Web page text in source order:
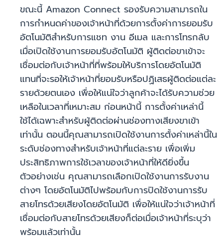
ขณะนี้ Amazon Connect รองรับความสามารถใน
การกำหนดค่าของเจ้าหน้าที่ด้วยการตั้งค่าการยอมรับ
อัตโนมัติสำหรับการแชท งาน อีเมล และการโทรกลับ
เมื่อเปิดใช้งานการยอมรับอัตโนมัติ ผู้ติดต่อขาเข้าจะ
เชื่อมต่อกับเจ้าหน้าที่ที่พร้อมให้บริการโดยอัตโนมัติ
แทนที่จะรอให้เจ้าหน้าที่ยอมรับหรือปฏิเสธผู้ติดต่อแต่ละ
รายด้วยตนเอง เพื่อให้แน่ใจว่าลูกค้าจะได้รับความช่วย
เหลือในเวลาที่เหมาะสม ก่อนหน้านี้ การตั้งค่าเหล่านี้
ใช้ได้เฉพาะสำหรับผู้ติดต่อผ่านช่องทางเสียงขาเข้า
เท่านั้น ตอนนี้คุณสามารถเปิดใช้งานการตั้งค่าเหล่านี้ใน
ระดับช่องทางสำหรับเจ้าหน้าที่แต่ละราย เพื่อเพิ่ม
ประสิทธิภาพการใช้เวลาของเจ้าหน้าที่ให้ดียิ่งขึ้น
ตัวอย่างเช่น คุณสามารถเลือกเปิดใช้งานการรับงาน
ต่างๆ โดยอัตโนมัติไปพร้อมกับการปิดใช้งานการรับ
สายโทรด้วยเสียงโดยอัตโนมัติ เพื่อให้แน่ใจว่าเจ้าหน้าที่
เชื่อมต่อกับสายโทรด้วยเสียงก็ต่อเมื่อเจ้าหน้าที่ระบุว่า
พร้อมแล้วเท่านั้น